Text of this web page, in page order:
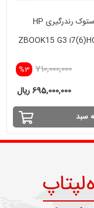
لپ تاپ استوک رندرگیری HP
ZBOOK15 G3
%3 710,000,000
695,000,000 ریال
سبد